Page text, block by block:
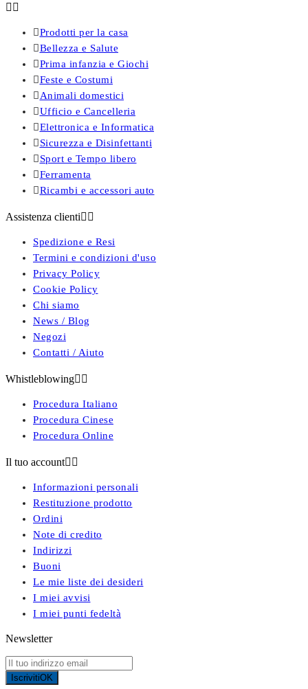
 
Prodotti per la casa
Bellezza e Salute
Prima infanzia e Giochi
Feste e Costumi
 Animali domestici
Ufficio e Cancelleria
Elettronica e Informatica
 Sicurezza e Disinfettanti
 Sport e Tempo libero
Ferramenta
Ricambi e accessori auto
Assistenza clienti 
Spedizione e Resi
Termini e condizioni d'uso
Privacy Policy
Cookie Policy
Chi siamo
News / Blog
Negozi
Contatti / Aiuto
Whistleblowing 
Procedura Italiano
Procedura Cinese
Procedura Online
Il tuo account 
Informazioni personali
Restituzione prodotto
Ordini
Note di credito
Indirizzi
Buoni
Le mie liste dei desideri
I miei avvisi
I miei punti fedeltà
Newsletter
IscrivitiOK